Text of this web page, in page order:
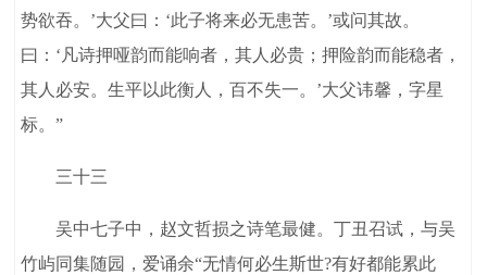
势欲吞。’大父曰：‘此子将来必无患苦。’或问其故。
曰：‘凡诗押哑韵而能响者，其人必贵；押险韵而能稳者，
其人必安。生平以此衡人，百不失一。’大父讳馨，字星
标。”
三十三
吴中七子中，赵文哲损之诗笔最健。丁丑召试，与吴
竹屿同集随园，爱诵余“无情何必生斯世?有好都能累此